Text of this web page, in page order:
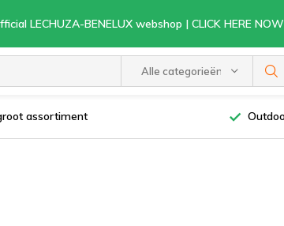
Alle categorieën
LECHUZA-BENELUX webshop | CLICK HERE
assortiment